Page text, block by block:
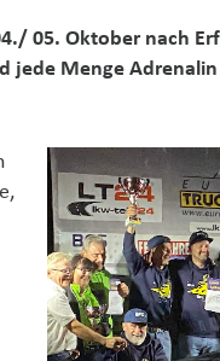
05. Oktober nach
jede Menge